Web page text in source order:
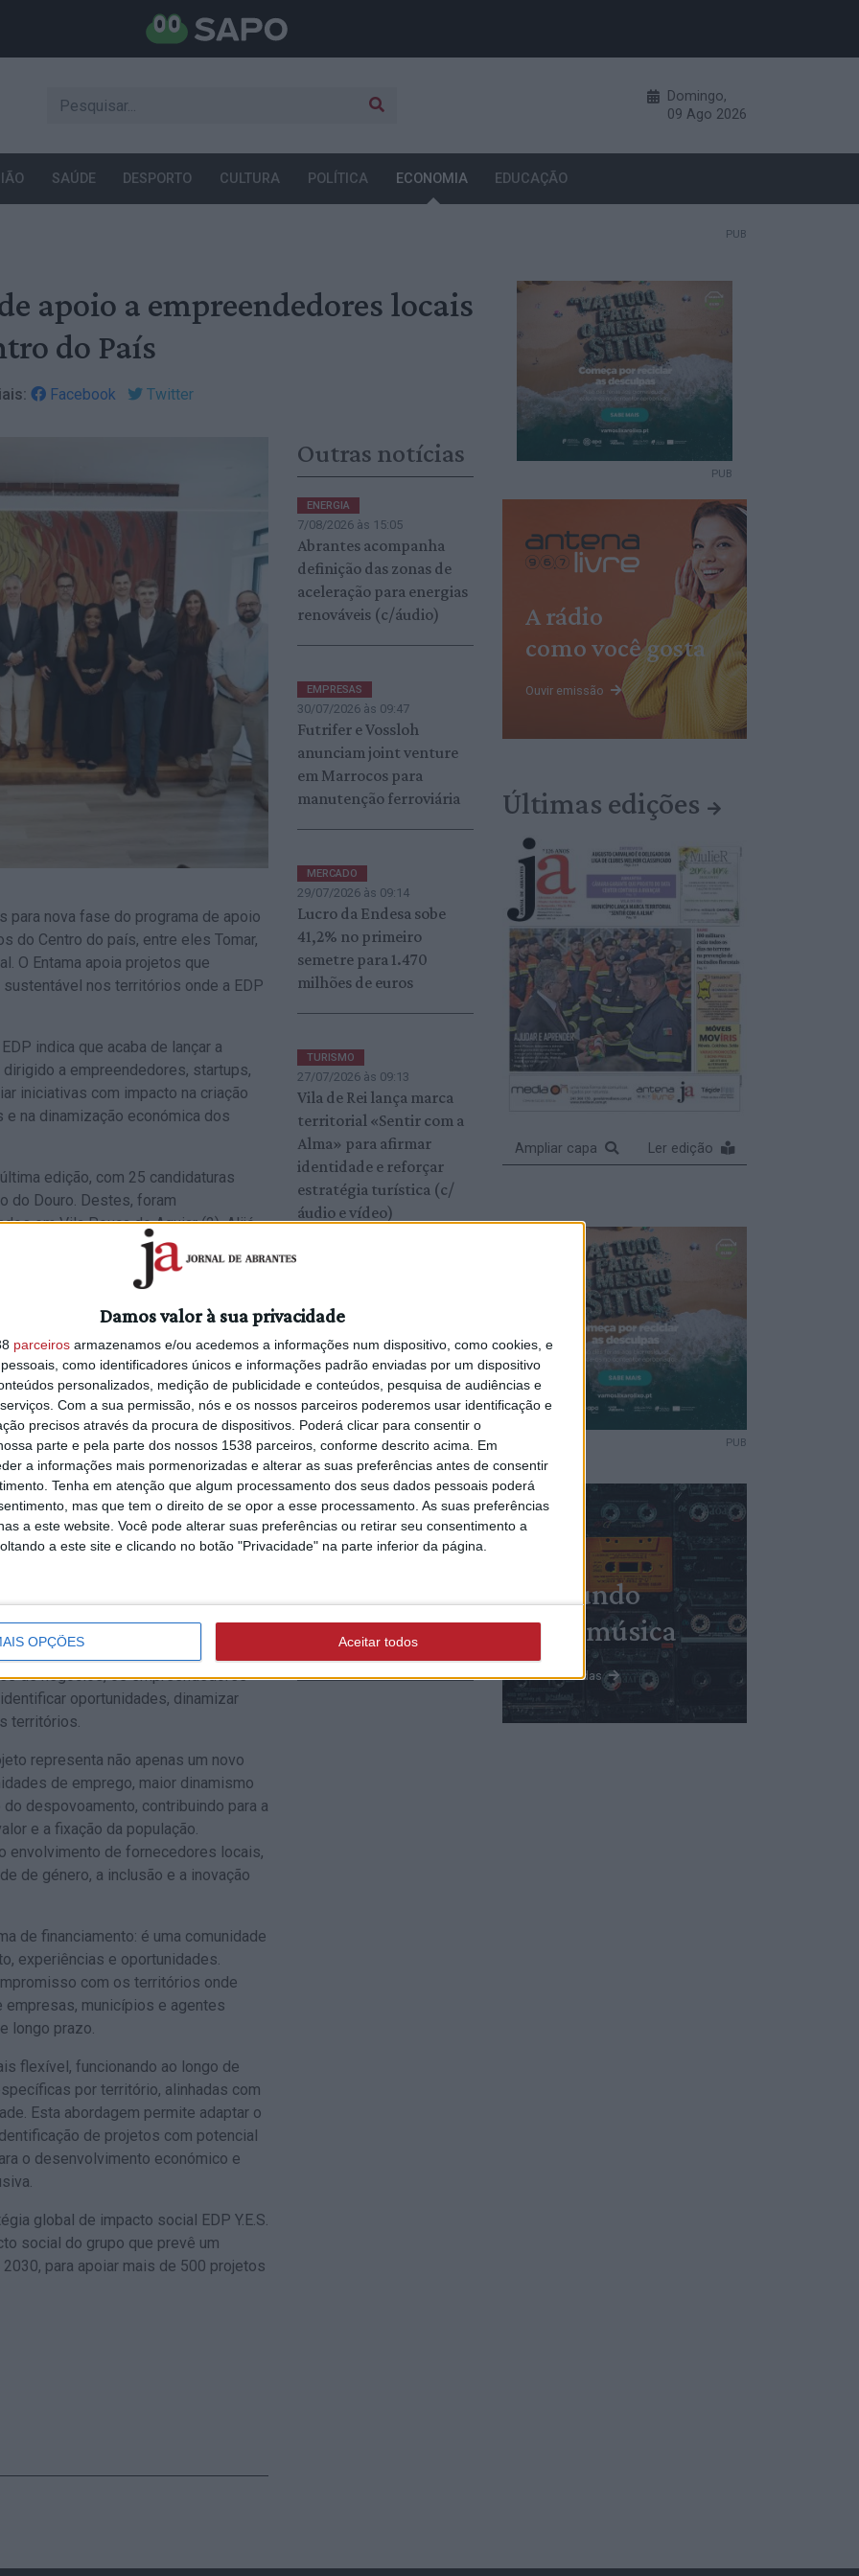
Damos valor à sua privacidade
parceiros armazenamos e/ou acedemos a informações num dispositivo, como cookies, e
como identificadores únicos e informações padrão enviadas por um dispositivo
personalizados, medição de publicidade e conteúdos, pesquisa de audiências e
Com a sua permissão, nós e os nossos parceiros poderemos usar identificação e
precisos através da procura de dispositivos. Poderá clicar para consentir o
parte e pela parte dos nossos 1538 parceiros, conforme descrito acima. Em
a informações mais pormenorizadas e alterar as suas preferências antes de consentir
Tenha em atenção que algum processamento dos seus dados pessoais poderá
mas que tem o direito de se opor a esse processamento. As suas preferências
a este website. Você pode alterar suas preferências ou retirar seu consentimento a
a este site e clicando no botão "Privacidade" na parte inferior da página.
OPÇÕES Aceitar todos
Domingo,
09 Ago 2026
SAÚDE DESPORTO CULTURA POLÍTICA ECONOMIA EDUCAÇÃO
PUB
apoio a empreendedores locais
do País
Facebook Twitter
para nova fase do programa de apoio
do Centro do país, entre eles Tomar,
O Entama apoia projetos que
nos territórios onde a EDP
indica que acaba de lançar a
a empreendedores, startups,
iniciativas com impacto na criação
na dinamização económica dos
edição, com 25 candidaturas
do Douro. Destes, foram
em Vila Pouca de Aguiar (2), Alijó
de iniciativas e o potencial
prazo de candidaturas até 30 de
territórios no Centro do país,
Sertã,Tomar,Abrantes,Ferreira do
da Serra e Figueiró dos
contribuam para o desenvolvimento
até 20.000 euros, bem
numa rede de colaboração que visa
As candidaturas devem ser
onde se encontram disponíveis
um vetor essencial de
o papel dos empreendedores como
de negócios, os empreendedores
oportunidades, dinamizar
territórios.
representa não apenas um novo
de emprego, maior dinamismo
despovoamento, contribuindo para a
e a fixação da população.
envolvimento de fornecedores locais,
de género, a inclusão e a inovação
de financiamento: é uma comunidade
experiências e oportunidades.
com os territórios onde
empresas, municípios e agentes
longo prazo.
flexível, funcionando ao longo de
por território, alinhadas com
Esta abordagem permite adaptar o
de projetos com potencial
o desenvolvimento económico e
global de impacto social EDP Y.E.S.
social do grupo que prevê um
para apoiar mais de 500 projetos
Outras notícias
ENERGIA
7/08/2026 às 15:05
Abrantes acompanha
definição das zonas de
aceleração para energias
renováveis (c/áudio)
EMPRESAS
30/07/2026 às 09:47
Futrifer e Vossloh
anunciam joint venture
em Marrocos para
manutenção ferroviária
MERCADO
29/07/2026 às 09:14
Lucro da Endesa sobe
41,2% no primeiro
semetre para 1.470
milhões de euros
TURISMO
27/07/2026 às 09:13
Vila de Rei lança marca
territorial «Sentir com a
Alma» para afirmar
identidade e reforçar
estratégia turística (c/
áudio e vídeo)
23/07/2026 às 12:19
Sessão de
Esclarecimento vai
apresentar
oportunidades de
financiamento para
empresas
Câmara aprova
Aquapolis com 66 novos
fogos habitacionais (c/
áudio)
PUB
A rádio
como você gosta
Ouvir emissão
Últimas edições
Ampliar capa Ler edição
PUB
Mundo
da música
Ver todas